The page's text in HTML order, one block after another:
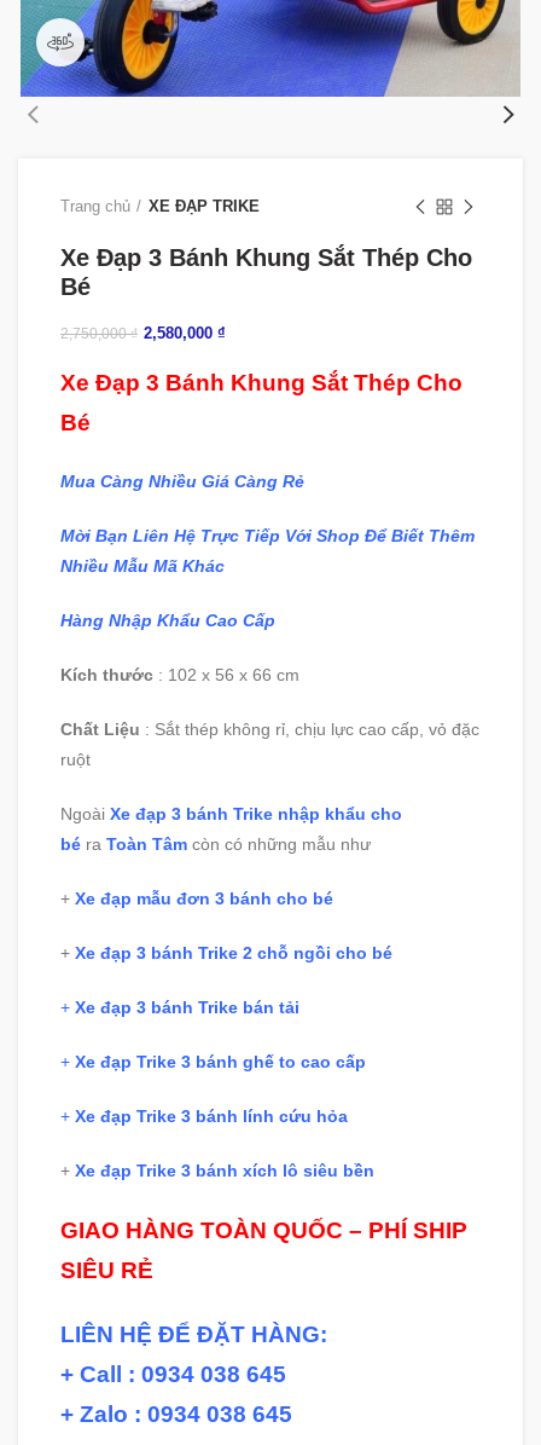
360 product view
Trang chủ XE ĐẠP TRIKE
Xe Đạp 3 Bánh Khung Sắt Thép Cho
Bé
2,750,000₫ 2,580,000 ₫
Xe Đạp 3 Bánh Khung Sắt Thép Cho
Bé
Mua Càng Nhiều Giá Càng Rẻ
Mời Bạn Liên Hệ Trực Tiếp Với Shop Để Biết Thêm
Nhiều Mẫu Mã Khác
Hàng Nhập Khẩu Cao Cấp
Kích thước : 102 x 56 x 66 cm
Chất Liệu : Sắt thép không rỉ, chịu lực cao cấp, vỏ đặc
ruột
Ngoài Xe đạp 3 bánh Trike nhập khẩu cho
bé ra Toàn Tâm còn có những mẫu như
+ Xe đạp mẫu đơn 3 bánh cho bé
+ Xe đạp 3 bánh Trike 2 chỗ ngồi cho bé
+ Xe đạp 3 bánh Trike bán tải
+ Xe đạp Trike 3 bánh ghế to cao cấp
+ Xe đạp Trike 3 bánh lính cứu hỏa
+ Xe đạp Trike 3 bánh xích lô siêu bền
GIAO HÀNG TOÀN QUỐC – PHÍ SHIP
SIÊU RẺ
LIÊN HỆ ĐỂ ĐẶT HÀNG:
+ Call : 0934 038 645
+ Zalo : 0934 038 645